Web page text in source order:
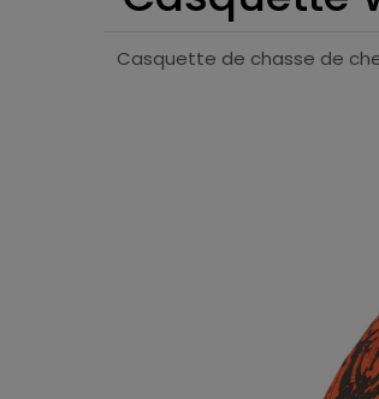
Casquette de chasse de